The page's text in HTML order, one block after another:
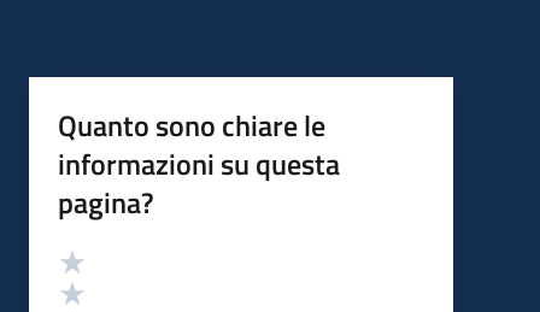
Quanto sono chiare le
informazioni su questa
pagina?
Valutazione